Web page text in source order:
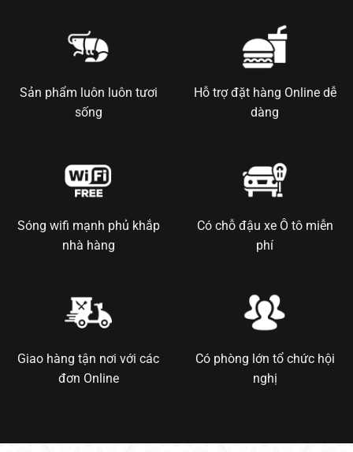
Sản phẩm luôn luôn tươi
sống
Hỗ trợ đặt hàng Online dễ
dàng
Sóng wifi mạnh phủ khắp
nhà hàng
Có chỗ đậu xe Ô tô miễn
phí
Giao hàng tận nơi với các
đơn Online
Có phòng lớn tổ chức hội
nghị